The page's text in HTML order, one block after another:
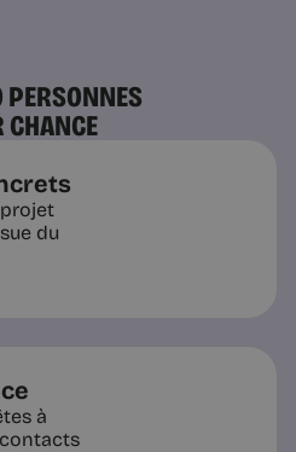
CHANCE
du
à